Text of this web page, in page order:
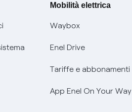
Mobilità elettrica
Waybox
Enel Drive
Tariffe e abbonamenti
App Enel On Your Way